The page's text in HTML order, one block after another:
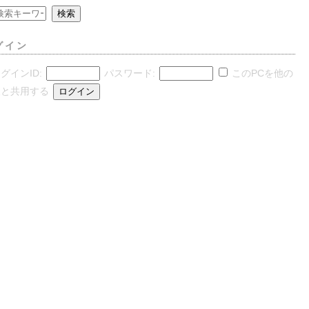
イン
インID: パスワード:
このPCを他の
共用する